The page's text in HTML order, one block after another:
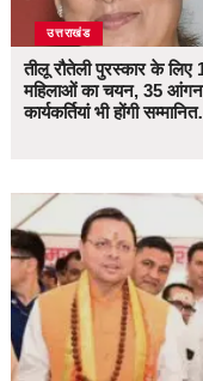
उत्तराखंड
तीलू रौतेली पुरस्कार के लिए
महिलाओं का चयन, 35
कार्यकर्तियां भी होंगी